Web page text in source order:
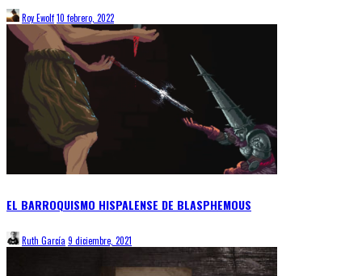
Roy Ewolf10 febrero, 2022
EL BARROQUISMO HISPALENSE DE BLASPHEMOUS
Ruth García 9 diciembre, 2021